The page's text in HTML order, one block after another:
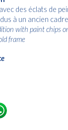
des éclats de
à un ancien cadre
with paint chips
frame